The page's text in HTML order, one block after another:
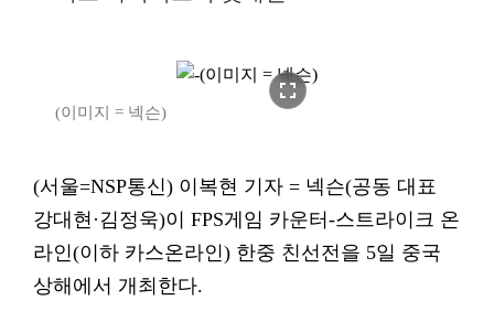
fullscreen
(이미지 = 넥슨)
(서울=NSP통신) 이복현 기자 = 넥슨(공동 대표
강대현·김정욱)이 FPS게임 카운터-스트라이크 온
라인(이하 카스온라인) 한중 친선전을 5일 중국
상해에서 개최한다.